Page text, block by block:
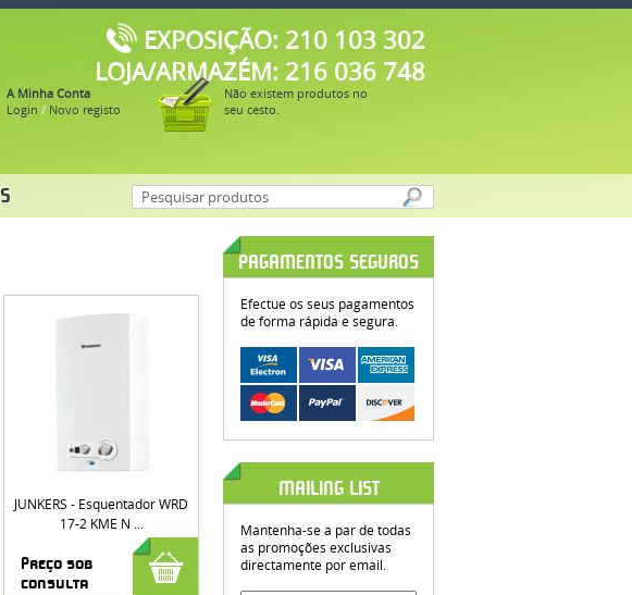
EXPOSIÇÃO: 210 103 302
LOJA/ARMAZÉM: 216 036 748
A Minha Conta
Login / Novo registo
Não existem produtos no
seu cesto.
JUNKERS - Esquentador WRD
17-2 KME N ...
Preço sob
consulta
PAGAMENTOS SEGUROS
Efectue os seus pagamentos
de forma rápida e segura.
MAILING LIST
Mantenha-se a par de todas
as promoções exclusivas
directamente por email.